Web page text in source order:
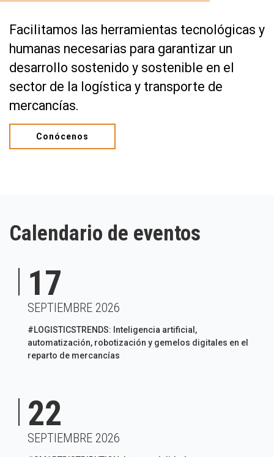
Facilitamos las herramientas tecnológicas y
humanas necesarias para garantizar un
desarrollo sostenido y sostenible en el
sector de la logística y transporte de
mercancías.
Conócenos
Calendario de eventos
17
SEPTIEMBRE 2026
#LOGISTICSTRENDS: Inteligencia artificial,
automatización, robotización y gemelos digitales en el
reparto de mercancías
22
SEPTIEMBRE 2026